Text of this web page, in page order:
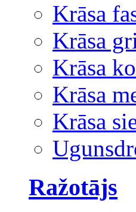
Krāsa
Krāsa
Krāsa
Krāsa
Krāsa
Ražotājs